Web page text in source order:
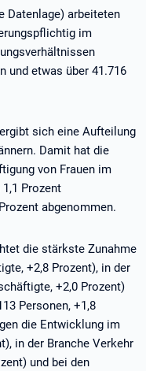
Datenlage) arbeiteten
im
und etwas über 41.716
sich eine Aufteilung
Damit hat die
von Frauen im
Prozent
abgenommen.
die stärkste Zunahme
+2,8 Prozent), in der
+2,0 Prozent)
Personen, +1,8
die Entwicklung im
in der Branche Verkehr
und bei den